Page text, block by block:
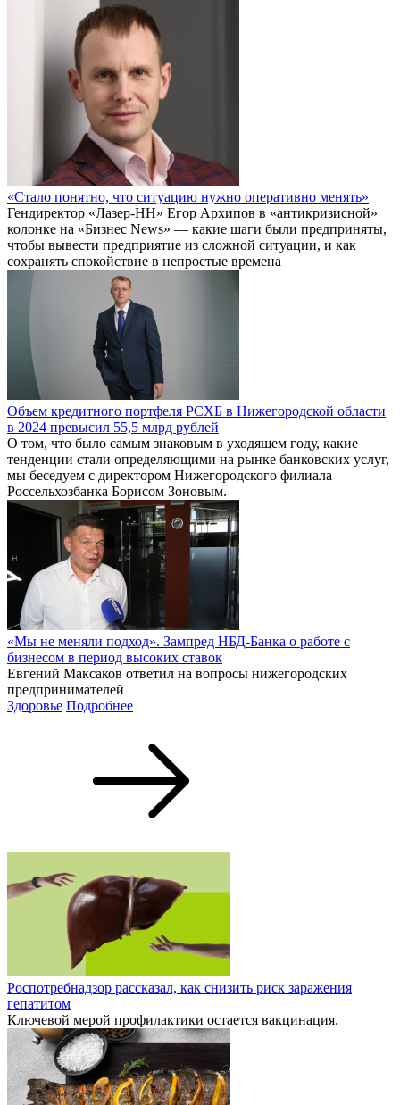
«Стало понятно, что ситуацию нужно оперативно менять»
Гендиректор «Лазер-НН» Егор Архипов в «антикризисной»
колонке на «Бизнес News» — какие шаги были предприняты,
чтобы вывести предприятие из сложной ситуации, и как
сохранять спокойствие в непростые времена
Объем кредитного портфеля РСХБ в Нижегородской области
в 2024 превысил 55,5 млрд рублей
О том, что было самым знаковым в уходящем году, какие
тенденции стали определяющими на рынке банковских услуг,
мы беседуем с директором Нижегородского филиала
Россельхозбанка Борисом Зоновым.
«Мы не меняли подход». Зампред НБД-Банка о работе с
бизнесом в период высоких ставок
Евгений Максаков ответил на вопросы нижегородских
предпринимателей
Здоровье Подробнее
Роспотребнадзор рассказал, как снизить риск заражения
гепатитом
Ключевой мерой профилактики остается вакцинация.